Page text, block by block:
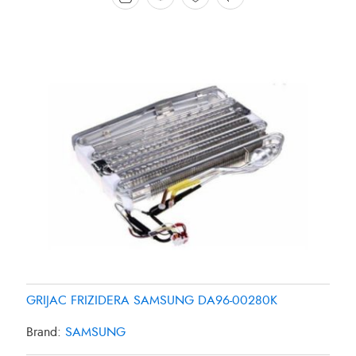
GRIJAC FRIZIDERA SAMSUNG DA96-00280K
Brand: SAMSUNG